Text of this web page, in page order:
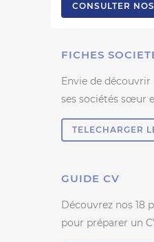
CONSULTER
FICHES
Envie de découvrir
ses sociétés sœur
TELECHARGER
GUIDE CV
Découvrez nos 18
pour préparer un